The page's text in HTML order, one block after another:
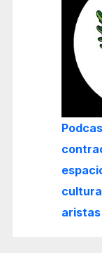
aristas